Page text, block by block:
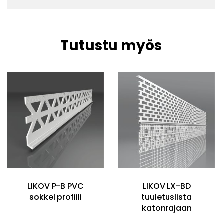
Tutustu myös
LIKOV P-B PVC
sokkeliprofiili
LIKOV LX-BD
tuuletuslista
katonrajaan